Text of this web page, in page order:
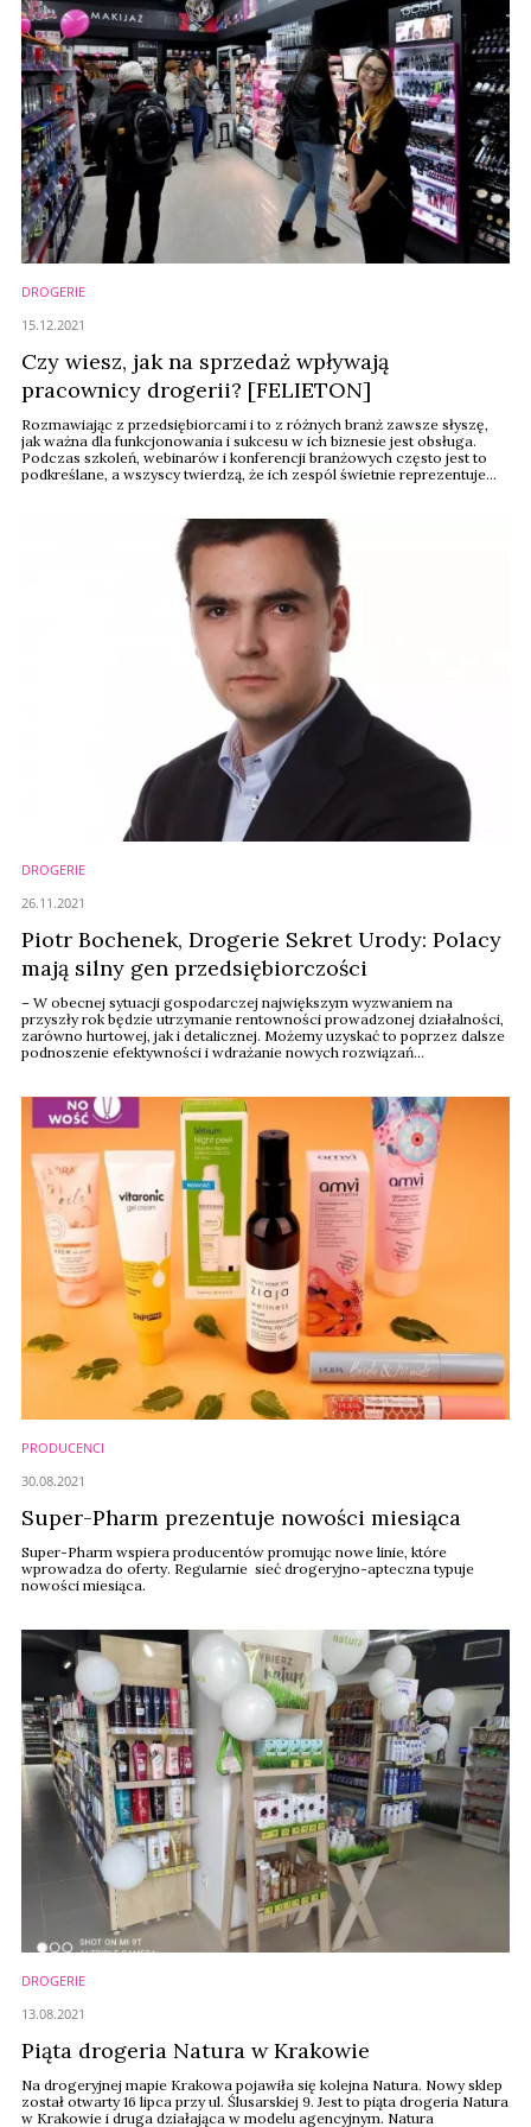
DROGERIE
Czy wiesz, jak na sprzedaż wpływają
pracownicy drogerii? [FELIETON]
Rozmawiając z przedsiębiorcami i to z różnych branż zawsze słyszę,
jak ważna dla funkcjonowania i sukcesu w ich biznesie jest obsługa.
Podczas szkoleń, webinarów i konferencji branżowych często jest to
podkreślane, a wszyscy twierdzą, że ich zespól świetnie reprezentuje
15.12.2021
DROGERIE
Piotr Bochenek, Drogerie Sekret Urody: Polacy
mają silny gen przedsiębiorczości
– W obecnej sytuacji gospodarczej największym wyzwaniem na
przyszły rok będzie utrzymanie rentowności prowadzonej działalności,
zarówno hurtowej, jak i detalicznej. Możemy uzyskać to poprzez dalsze
podnoszenie efektywności i wdrażanie nowych rozwiązań
nowe, dobre rozwiązania – mówi Piotr ...
26.11.2021
PRODUCENCI
Super-Pharm prezentuje nowości miesiąca
Super-Pharm wspiera producentów promując nowe linie, które
wprowadza do oferty. Regularnie sieć drogeryjno-apteczna typuje
nowości miesiąca.
30.08.2021
DROGERIE
Piąta drogeria Natura w Krakowie
Na drogeryjnej mapie Krakowa pojawiła się kolejna Natura. Nowy sklep
został otwarty 16 lipca przy ul. Ślusarskiej 9. Jest to piąta drogeria Natura
w Krakowie i druga działająca w modelu agencyjnym. Natura
13.08.2021